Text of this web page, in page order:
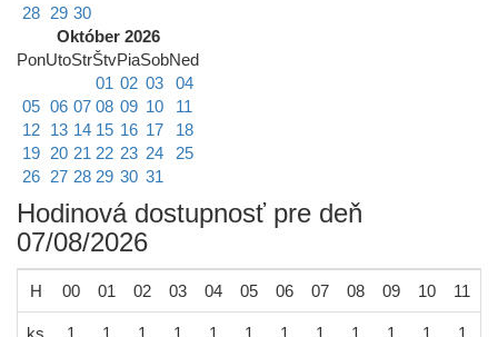
28 29 30
Október 2026
PonUtoStrŠtvPiaSobNed
01 02 03
04
05 06 07 08 09 10
11
12 13 14 15 16 17
18
19 20 21 22 23 24
25
26 27 28 29 30 31
Hodinová dostupnosť pre deň
07/08/2026
H 00 01 02 03 04 05 06 07 08 09 10 11
ks 1 1 1 1 1 1 1 1 1 1 1 1